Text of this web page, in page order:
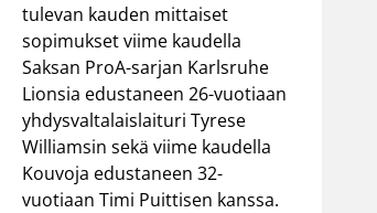
tulevan kauden mittaiset
sopimukset viime kaudella
Saksan ProA-sarjan Karlsruhe
Lionsia edustaneen 26-vuotiaan
yhdysvaltalaislaituri Tyrese
Williamsin sekä viime kaudella
Kouvoja edustaneen 32-
vuotiaan Timi Puittisen kanssa.